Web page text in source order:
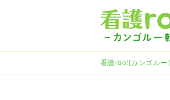
看護roo![カンゴルー]